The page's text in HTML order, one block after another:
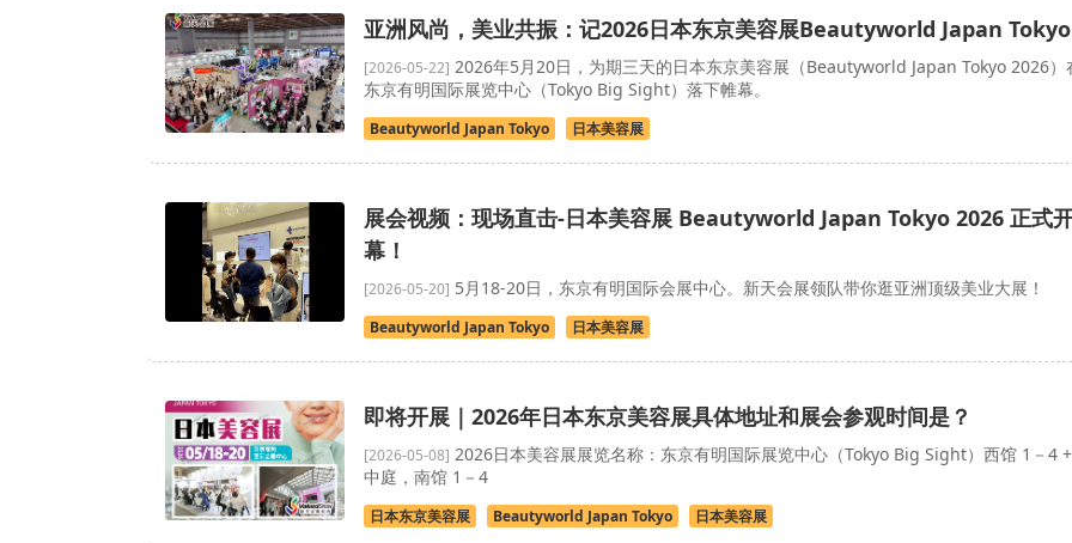
亚洲风尚，美业共振：记2026日本东京美容展Beautyworld Japan Tokyo
[2026-05-22] 2026年5月20日，为期三天的日本东京美容展（Beautyworld Japan Tokyo 2026）
东京有明国际展览中心（Tokyo Big Sight）落下帷幕。
Beautyworld Japan Tokyo 日本美容展
展会视频：现场直击-日本美容展 Beautyworld Japan Tokyo 2026 正式
幕！
[2026-05-20] 5月18-20日，东京有明国际会展中心。新天会展领队带你逛亚洲顶级美业大展！
Beautyworld Japan Tokyo 日本美容展
即将开展｜2026年日本东京美容展具体地址和展会参观时间是？
[2026-05-08] 2026日本美容展展览名称：东京有明国际展览中心（Tokyo Big Sight）西馆 1－4 +
中庭，南馆 1－4
日本东京美容展 Beautyworld Japan Tokyo 日本美容展